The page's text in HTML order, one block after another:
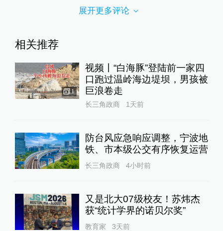
展开更多评论
相关推荐
1
视频丨“白海豚”登陆前一家四
口跑过温岭海边堤坝，男孩被
巨浪卷走
长三角政商 1天前
防台风应急响应调整，宁波地
铁、市本级公交有序恢复运营
长三角政商 4小时前
又是北大07级校友！苏炜杰
获“统计学界的诺贝尔奖”
教育家 3天前